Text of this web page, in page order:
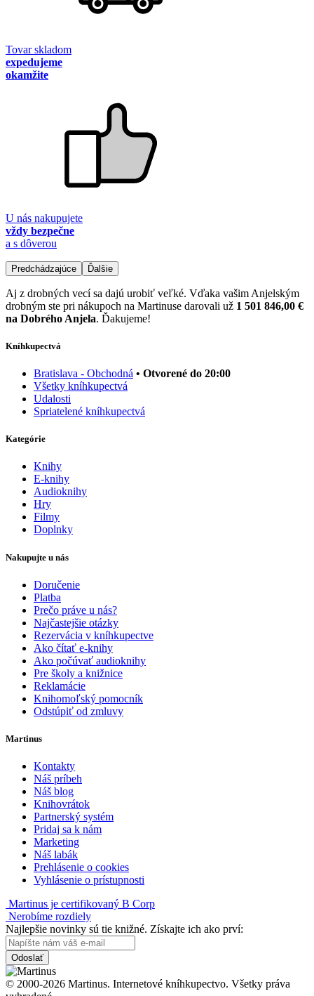
Tovar skladom
expedujeme
okamžite
U nás nakupujete
vždy bezpečne
a s dôverou
Predchádzajúce Ďalšie
Aj z drobných vecí sa dajú urobiť veľké. Vďaka vašim Anjelským
drobným ste pri nákupoch na Martinuse darovali už 1 501 846,00 €
na Dobrého Anjela. Ďakujeme!
Kníhkupectvá
Bratislava - Obchodná • Otvorené do 20:00
Všetky kníhkupectvá
Udalosti
Spriatelené kníhkupectvá
Kategórie
Knihy
E-knihy
Audioknihy
Hry
Filmy
Doplnky
Nakupujte u nás
Doručenie
Platba
Prečo práve u nás?
Najčastejšie otázky
Rezervácia v kníhkupectve
Ako čítať e-knihy
Ako počúvať audioknihy
Pre školy a knižnice
Reklamácie
Knihomoľský pomocník
Odstúpiť od zmluvy
Martinus
Kontakty
Náš príbeh
Náš blog
Knihovrátok
Partnerský systém
Pridaj sa k nám
Marketing
Náš labák
Prehlásenie o cookies
Vyhlásenie o prístupnosti
Martinus je certifikovaný B Corp
Nerobíme rozdiely
Najlepšie novinky sú tie knižné. Získajte ich ako prví:
Odoslať
© 2000-2026 Martinus. Internetové kníhkupectvo. Všetky práva